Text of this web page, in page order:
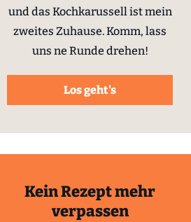
und das Kochkarussell ist mein
zweites Zuhause. Komm, lass
uns ne Runde drehen!
Los geht's
Kein Rezept mehr
verpassen